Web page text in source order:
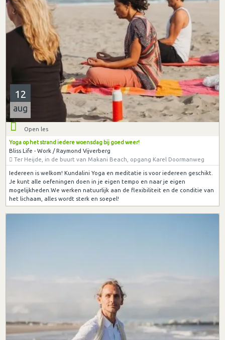
12
aug
Open les
Yoga op het strand iedere woensdag bij goed weer!
Bliss Life - Work / Raymond Vijverberg
Ter Heijde, in de buurt van Makani Beach, opgang Karel Doormanweg
Iedereen is welkom! Kundalini Yoga en meditatie is voor iedereen geschikt.
Je kunt alle oefeningen doen in je eigen tempo en naar je eigen
mogelijkheden.We werken natuurlijk aan de flexibiliteit en de conditie van
het lichaam, alles wordt sterk en soepel!